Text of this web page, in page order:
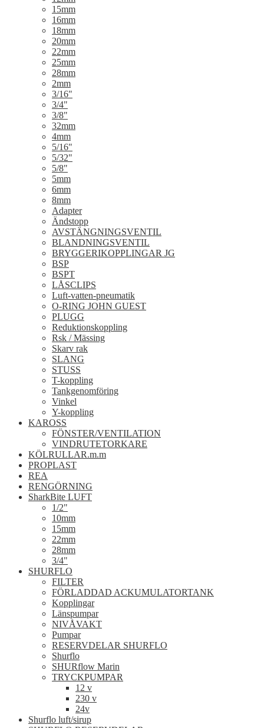
15mm
16mm
18mm
20mm
22mm
25mm
28mm
2mm
3/16"
3/4"
3/8"
32mm
4mm
5/16"
5/32"
5/8"
5mm
6mm
8mm
Adapter
Ändstopp
AVSTÄNGNINGSVENTIL
BLANDNINGSVENTIL
BRYGGERIKOPPLINGAR JG
BSP
BSPT
LÅSCLIPS
Luft-vatten-pneumatik
O-RING JOHN GUEST
PLUGG
Reduktionskoppling
Rsk / Mässing
Skarv rak
SLANG
STUSS
T-koppling
Tankgenomföring
Vinkel
Y-koppling
KAROSS
FÖNSTER/VENTILATION
VINDRUTETORKARE
KÖLRULLAR.m.m
PROPLAST
REA
RENGÖRNING
SharkBite LUFT
1/2"
10mm
15mm
22mm
28mm
3/4"
SHURFLO
FILTER
FÖRLADDAD ACKUMULATORTANK
Kopplingar
Länspumpar
NIVÅVAKT
Pumpar
RESERVDELAR SHURFLO
Shurflo
SHURflow Marin
TRYCKPUMPAR
12 v
230 v
24v
Shurflo luft/sirup